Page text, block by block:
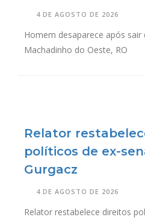
4 DE AGOSTO DE 2026
Homem desaparece após
Machadinho do Oeste, RO
Relator
políticos de ex-
Gurgacz
4 DE AGOSTO DE 2026
Relator restabelece direitos